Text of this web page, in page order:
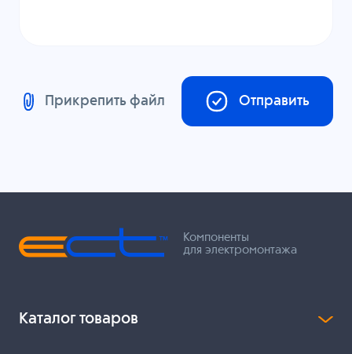
Прикрепить файл Отправить
Компоненты
для электромонтажа
Каталог товаров